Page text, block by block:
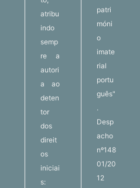
atribu
indo
semp
re a
autori
a ao
deten
tor
dos
direit
os
iniciai
s:
patri
móni
o
imate
rial
portu
guês"
.
Desp
acho
nº148
01/20
12